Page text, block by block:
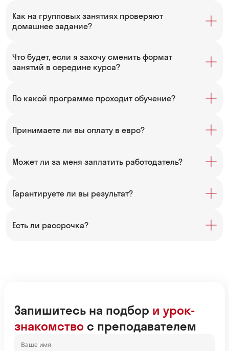
Как на групповых занятиях проверяют
домашнее задание?
Что будет, если я захочу сменить формат
занятий в середине курса?
По какой программе проходит обучение?
Принимаете ли вы оплату в евро?
Может ли за меня заплатить работодатель?
Гарантируете ли вы результат?
Есть ли рассрочка?
Запишитесь на подбор и урок-
знакомство с преподавателем